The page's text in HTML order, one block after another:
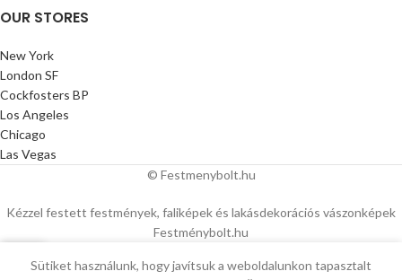
OUR STORES
New York
London SF
Cockfosters BP
Los Angeles
Chicago
Las Vegas
© Festmenybolt.hu
Kézzel festett festmények, faliképek és lakásdekorációs vászonképek
Festménybolt.hu
Sütiket használunk, hogy javítsuk a weboldalunkon tapasztalt